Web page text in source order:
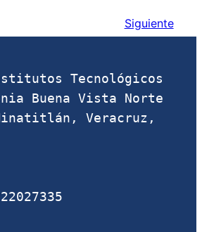
Siguiente
Tecnológicos
Buena Vista Norte
Veracruz,